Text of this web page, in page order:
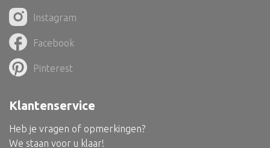
Vaas
Kandelaar
Object
Pilaar
Schaal
Dienblad
Instagram
Facebook
Pinterest
Klantenservice
Heb je vragen of opmerkingen?
We staan voor u klaar!